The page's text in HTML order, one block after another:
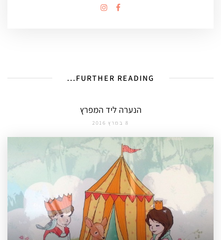
FURTHER READING...
הנערה ליד המפרץ
8 במרץ 2016